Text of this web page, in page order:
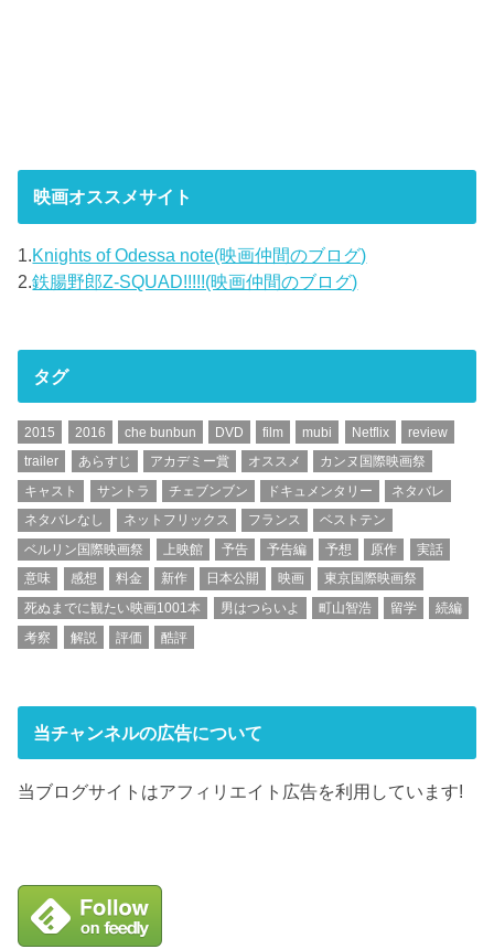
映画オススメサイト
1.Knights of Odessa note(映画仲間のブログ)
2.鉄腸野郎Z-SQUAD!!!!!(映画仲間のブログ)
タグ
2015 2016 che bunbun DVD film mubi Netflix
review
trailer
あらすじ アカデミー賞 オススメ
カンヌ国際映画祭
キャスト
サントラ チェブンブン ドキュメンタリー
ネタバレ
ネタバレなし
ネットフリックス フランス
ベストテン
ベルリン国際映画祭
上映館 予告 予告編 予想 原作
実話
意味
感想 料金 新作 日本公開 映画
東京国際映画祭
死ぬまでに観たい映画1001本
男はつらいよ 町山智浩 留学
続編
考察
解説 評価 酷評
当チャンネルの広告について
当ブログサイトはアフィリエイト広告を利用しています!